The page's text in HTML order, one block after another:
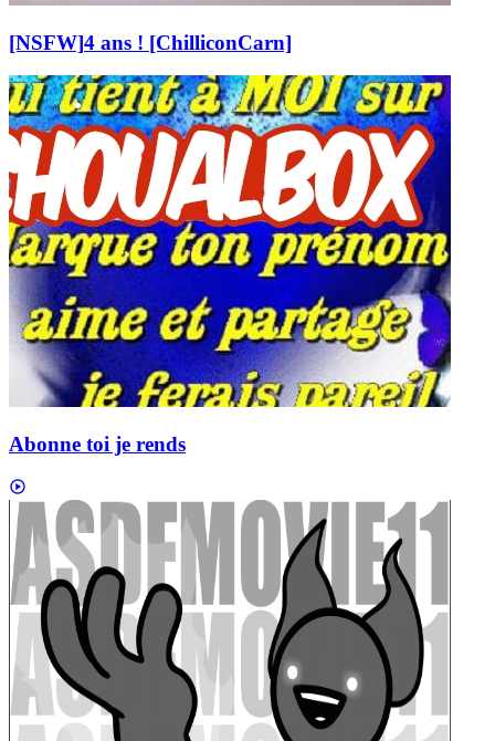
[NSFW]4 ans ! [ChilliconCarn]
Abonne toi je rends